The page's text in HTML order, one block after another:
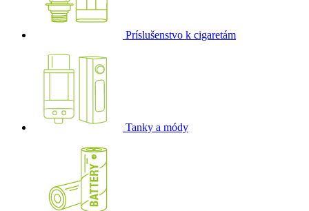
Príslušenstvo k cigaretám
Tanky a módy